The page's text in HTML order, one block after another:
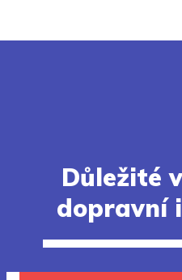
Důležité
dopravní